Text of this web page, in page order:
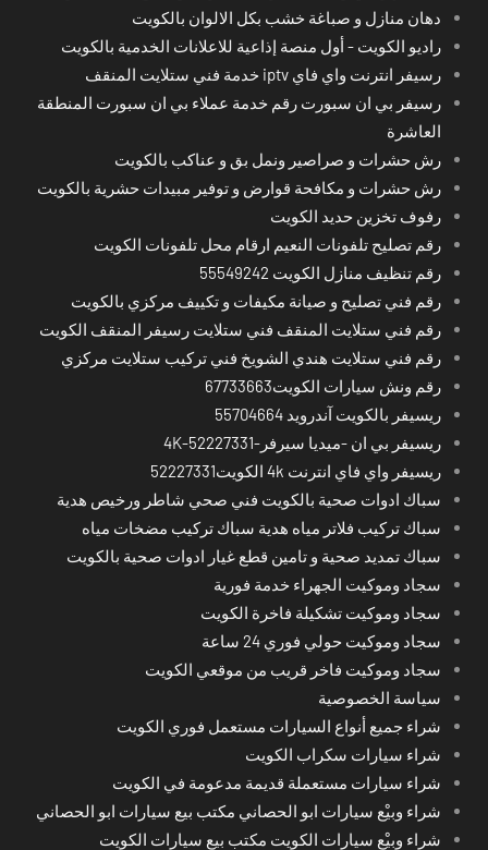
دهان منازل و صباغة خشب بكل الالوان بالكويت
راديو الكويت - أول منصة إذاعية للاعلانات الخدمية بالكويت
رسيفر انترنت واي فاي iptv خدمة فني ستلايت المنقف
رسيفر بي ان سبورت رقم خدمة عملاء بي ان سبورت المنطقة
العاشرة
رش حشرات و صراصير ونمل بق و عناكب بالكويت
رش حشرات و مكافحة قوارض و توفير مبيدات حشرية بالكويت
رفوف تخزين حديد الكويت
رقم تصليح تلفونات النعيم ارقام محل تلفونات الكويت
رقم تنظيف منازل الكويت 55549242
رقم فني تصليح و صيانة مكيفات و تكييف مركزي بالكويت
رقم فني ستلايت المنقف فني ستلايت رسيفر المنقف الكويت
رقم فني ستلايت هندي الشويخ فني تركيب ستلايت مركزي
رقم ونش سيارات الكويت67733663
ريسيفر بالكويت آندرويد 55704664
ريسيفر بي ان -ميديا سيرفر-4K-52227331
ريسيفر واي فاي انترنت 4k الكويت52227331
سباك ادوات صحية بالكويت فني صحي شاطر ورخيص هدية
سباك تركيب فلاتر مياه هدية سباك تركيب مضخات مياه
سباك تمديد صحية و تامين قطع غيار ادوات صحية بالكويت
سجاد وموكيت الجهراء خدمة فورية
سجاد وموكيت تشكيلة فاخرة الكويت
سجاد وموكيت حولي فوري 24 ساعة
سجاد وموكيت فاخر قريب من موقعي الكويت
سياسة الخصوصية
شراء جميع أنواع السيارات مستعمل فوري الكويت
شراء سيارات سكراب الكويت
شراء سيارات مستعملة قديمة مدعومة في الكويت
شراء وبيْع سيارات ابو الحصاني مكتب بيع سيارات ابو الحصاني
شراء وبيْع سيارات الكويت مكتب بيع سيارات الكويت